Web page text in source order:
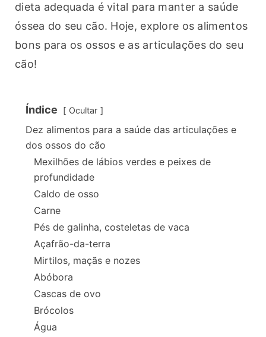
dieta adequada é vital para manter a saúde
óssea do seu cão. Hoje, explore os alimentos
bons para os ossos e as articulações do seu
cão!
Índice Ocultar
Dez alimentos para a saúde das articulações e
dos ossos do cão
Mexilhões de lábios verdes e peixes de
profundidade
Caldo de osso
Carne
Pés de galinha, costeletas de vaca
Açafrão-da-terra
Mirtilos, maçãs e nozes
Abóbora
Cascas de ovo
Brócolos
Água